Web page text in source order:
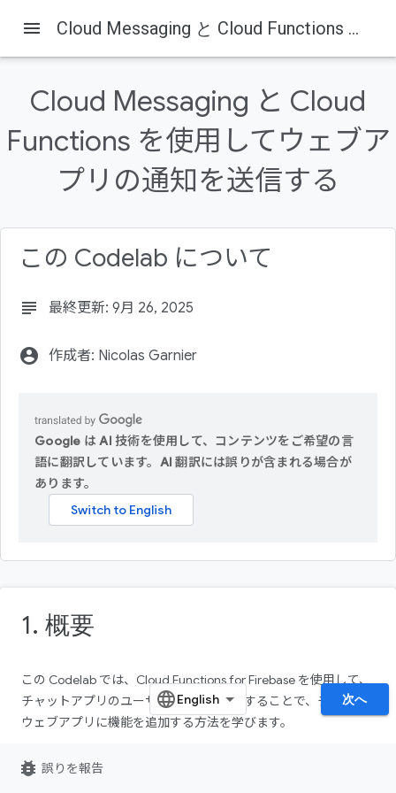
Firebase Firebase Codelabs
このページの内容
2. サンプルコードを取得する
3. Firebase プロジェクトを作成してアプリを設定する
5. ウェブアプリをデプロイして実行する
menu Cloud Messaging と Cloud Functions を使用してウェブアプリの通知を送信する
Cloud Messaging と Cloud
Functions を使用してウェブア
プリの通知を送信する
この Codelab について
subject 最終更新: 9月 26, 2025
account_circle 作成者: Nicolas Garnier
Google は AI 技術を使用して、コンテンツをご希望の言
語に翻訳しています。AI 翻訳には誤りが含まれる場合が
あります。
1. 概要
この Codelab では、Cloud Functions for Firebase を使用して、
チャットアプリのユーザーに通知を送信することで、チャット
ウェブアプリに機能を追加する方法を学びます。
次へ
bug_report 誤りを報告